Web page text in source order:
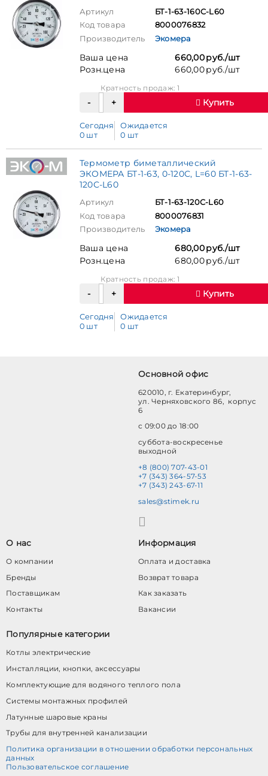
Артикул
БТ-1-63-160С-L60
Код товара
8000076832
Производитель
Экомера
Ваша цена
660,00 руб./шт
Розн.цена
660,00 руб./шт
Кратность продаж: 1
Купить
Сегодня
0 шт
Ожидается
0 шт
Термометр биметаллический
ЭКОМЕРА БТ-1-63, 0-120С, L=60 БТ-1-63-
120С-L60
Артикул
БТ-1-63-120С-L60
Код товара
8000076831
Производитель
Экомера
Ваша цена
680,00 руб./шт
Розн.цена
680,00 руб./шт
Кратность продаж: 1
Купить
Сегодня
0 шт
Ожидается
0 шт
Основной офис
620010, г. Екатеринбург,
ул. Черняховского 86, корпус
6
с 09:00 до 18:00
суббота-воскресенье
выходной
+8 (800) 707-43-01
+7 (343) 364-57-53
+7 (343) 243-67-11
sales@stimek.ru
О нас
О компании
Бренды
Поставщикам
Контакты
Информация
Оплата и доставка
Возврат товара
Как заказать
Вакансии
Популярные категории
Котлы электрические
Инсталляции, кнопки, аксессуары
Комплектующие для водяного теплого пола
Системы монтажных профилей
Латунные шаровые краны
Трубы для внутренней канализации
Политика организации в отношении обработки персональных
данных
Пользовательское соглашение